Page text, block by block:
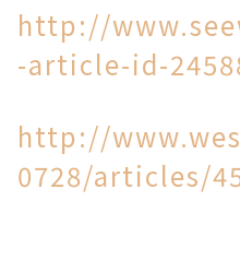
http://
-article-id-
http://
0728/articles/